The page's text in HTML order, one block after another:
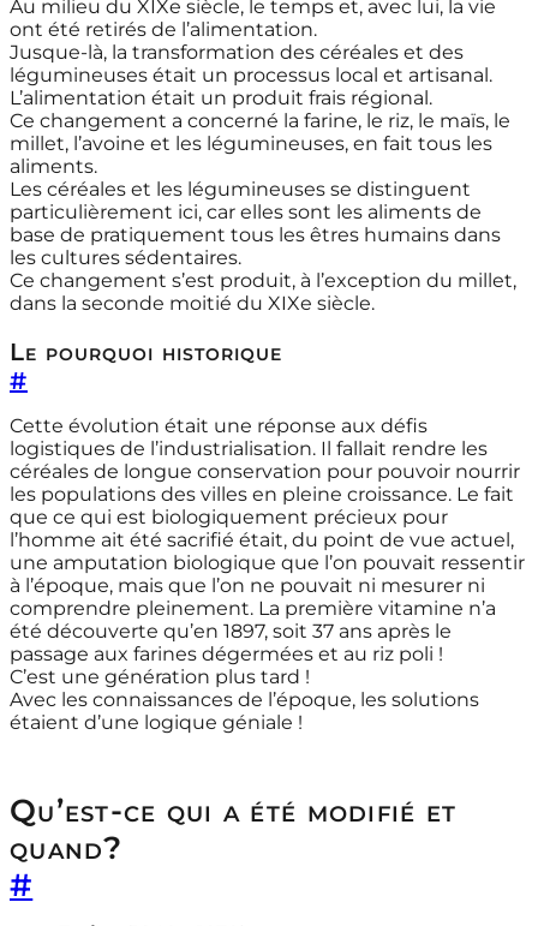
Au milieu du XIXe siècle, le temps et, avec lui, la vie
ont été retirés de l’alimentation.
Jusque-là, la transformation des céréales et des
légumineuses était un processus local et artisanal.
L’alimentation était un produit frais régional.
Ce changement a concerné la farine, le riz, le maïs, le
millet, l’avoine et les légumineuses, en fait tous les
aliments.
Les céréales et les légumineuses se distinguent
particulièrement ici, car elles sont les aliments de
base de pratiquement tous les êtres humains dans
les cultures sédentaires.
Ce changement s’est produit, à l’exception du millet,
dans la seconde moitié du XIXe siècle.
Le pourquoi historique
#
Cette évolution était une réponse aux défis
logistiques de l’industrialisation. Il fallait rendre les
céréales de longue conservation pour pouvoir nourrir
les populations des villes en pleine croissance. Le fait
que ce qui est biologiquement précieux pour
l’homme ait été sacrifié était, du point de vue actuel,
une amputation biologique que l’on pouvait ressentir
à l’époque, mais que l’on ne pouvait ni mesurer ni
comprendre pleinement. La première vitamine n’a
été découverte qu’en 1897, soit 37 ans après le
passage aux farines dégermées et au riz poli !
C’est une génération plus tard !
Avec les connaissances de l’époque, les solutions
étaient d’une logique géniale !
Qu’est-ce qui a été modifié et
quand?
#